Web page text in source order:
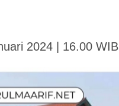
2024 | 16.00 WIB